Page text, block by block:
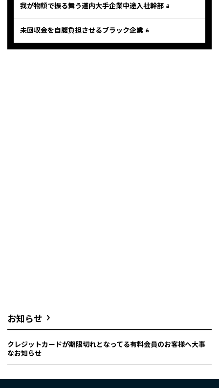
我が物顔で振る舞う道内大手企業中途入社幹部
未回収金を自腹負担させるブラック企業
お知らせ
クレジットカードが期限切れとなってる有料会員のお客様へ大事
なお知らせ